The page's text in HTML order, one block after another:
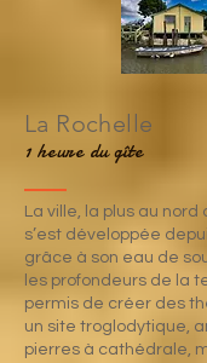
La Rochelle
1 heure du gîte
La ville, la plus au
s’est développée
grâce à son eau de
les profondeurs de la
permis de créer des
un site troglodytique,
pierres à cathédrale,